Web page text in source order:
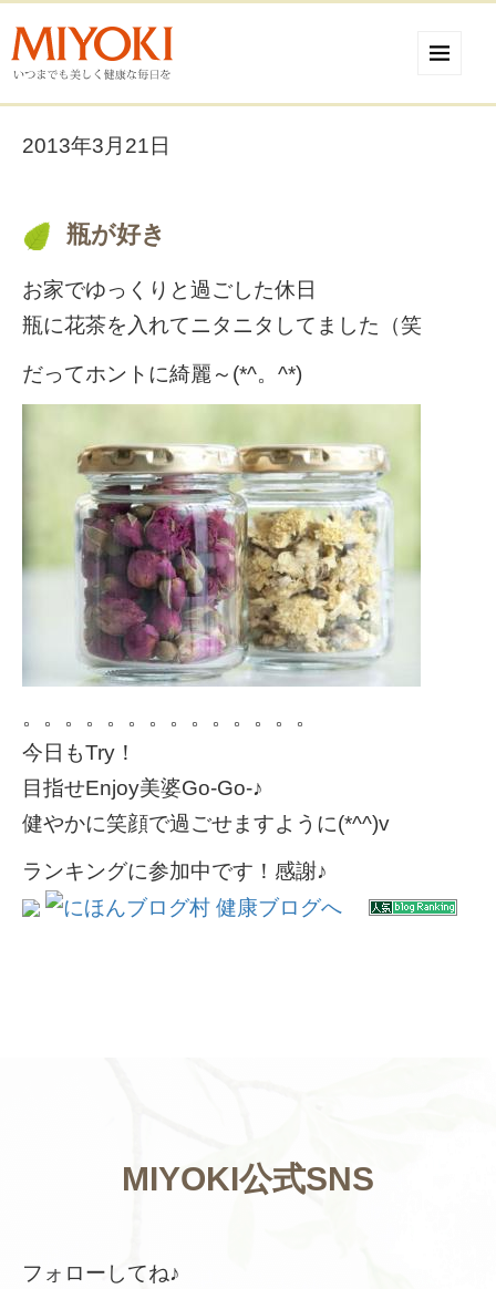
2013年3月21日
瓶が好き
お家でゆっくりと過ごした休日
瓶に花茶を入れてニタニタしてました（笑
だってホントに綺麗～(*^。^*)
。。。。。。。。。。。。。。
今日もTry！
目指せEnjoy美婆Go-Go-♪
健やかに笑顔で過ごせますように(*^^)v
ランキングに参加中です！感謝♪
MIYOKI公式SNS
フォローしてね♪